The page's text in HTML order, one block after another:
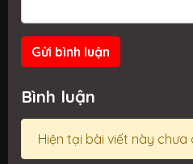
Gửi bình luận
Bình luận
Hiện tại bài viết này chưa